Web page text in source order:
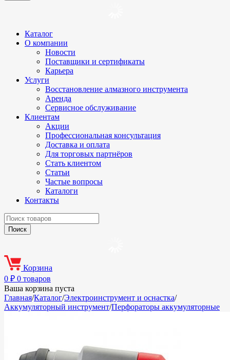
Каталог
О компании
Новости
Поставщики и сертификаты
Карьера
Услуги
Восстановление алмазного инструмента
Аренда
Сервисное обслуживание
Клиентам
Акции
Профессиональная консультация
Доставка и оплата
Для торговых партнёров
Стать клиентом
Статьи
Частые вопросы
Каталоги
Контакты
Корзина
0 ₽ 0 товаров
Ваша корзина пуста
Главная/Каталог/Электроинструмент и оснастка/
Аккумуляторный инструмент/Перфораторы аккумуляторные